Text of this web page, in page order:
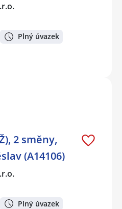
Plný úvazek
2 směny,
(A14106)
Plný úvazek